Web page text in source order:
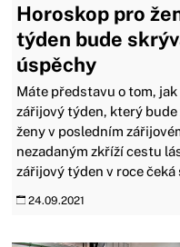
Horoskop pro
týden bude
úspěchy
Máte představu o tom,
zářijový týden, který bude
ženy v posledním
nezadaným zkříží cestu
zářijový týden v roce čeká
24.09.2021